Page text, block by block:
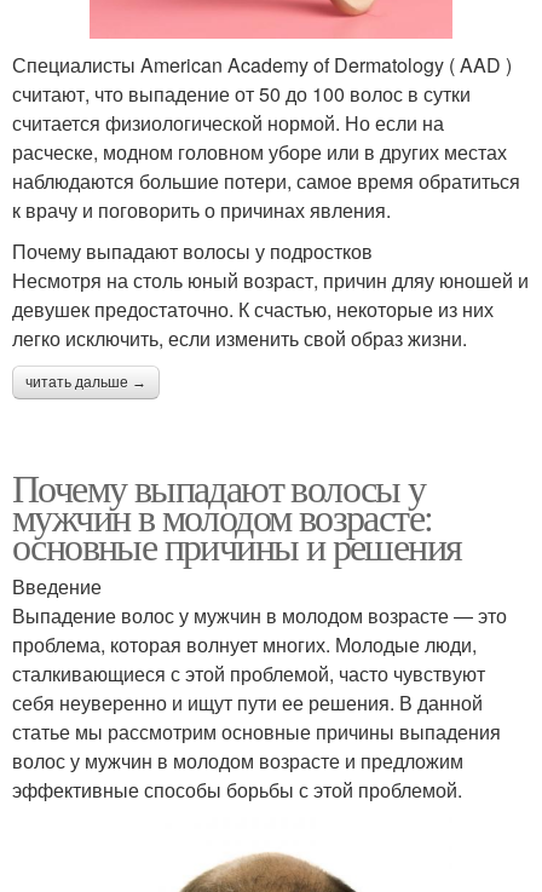
Специалисты American Academy of Dermatology ( AAD )
считают, что выпадение от 50 до 100 волос в сутки
считается физиологической нормой. Но если на
расческе, модном головном уборе или в других местах
наблюдаются большие потери, самое время обратиться
к врачу и поговорить о причинах явления.
Почему выпадают волосы у подростков
Несмотря на столь юный возраст, причин дляу юношей и
девушек предостаточно. К счастью, некоторые из них
легко исключить, если изменить свой образ жизни.
читать дальше →
Почему выпадают волосы у
мужчин в молодом возрасте:
основные причины и решения
Введение
Выпадение волос у мужчин в молодом возрасте — это
проблема, которая волнует многих. Молодые люди,
сталкивающиеся с этой проблемой, часто чувствуют
себя неуверенно и ищут пути ее решения. В данной
статье мы рассмотрим основные причины выпадения
волос у мужчин в молодом возрасте и предложим
эффективные способы борьбы с этой проблемой.